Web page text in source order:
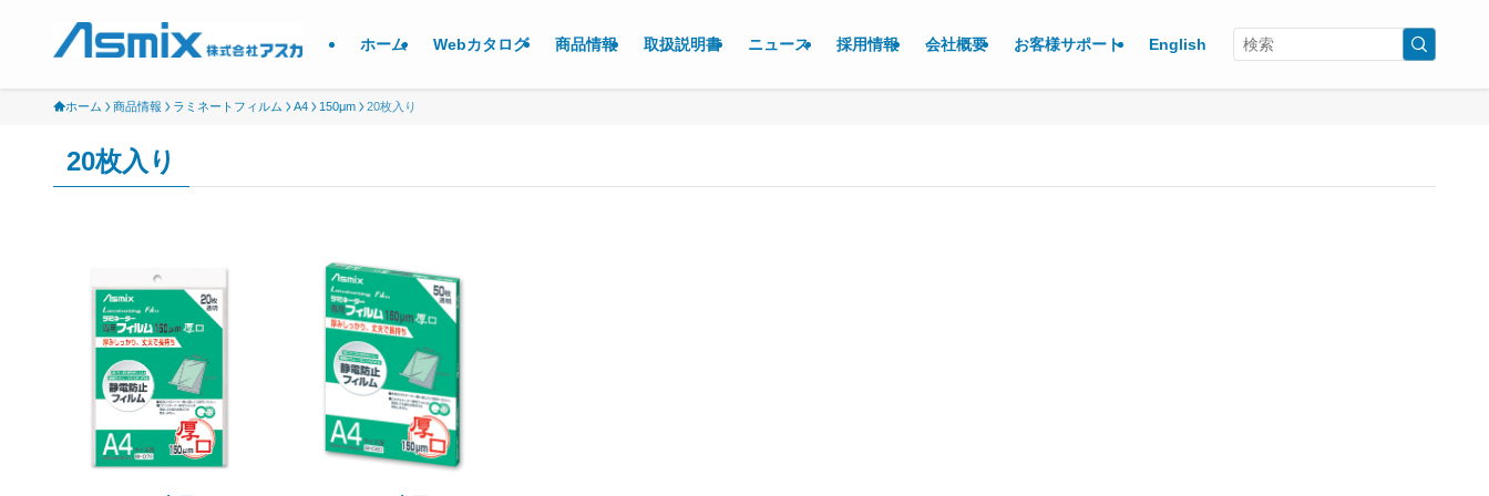
ホーム Webカタログ 商品情報 取扱説明書 ニュース 採用情報 会社概要 お客様サポート English
ホーム 商品情報 ラミネートフィルム A4 150μm 20枚入り
20枚入り